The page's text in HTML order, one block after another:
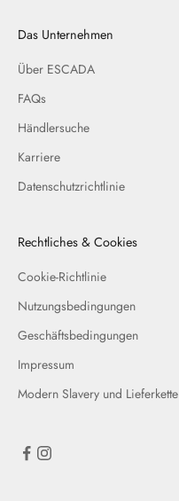
Das Unternehmen
Über ESCADA
FAQs
Händlersuche
Karriere
Datenschutzrichtlinie
Rechtliches & Cookies
Cookie-Richtlinie
Nutzungsbedingungen
Geschäftsbedingungen
Impressum
Modern Slavery und Lieferkette